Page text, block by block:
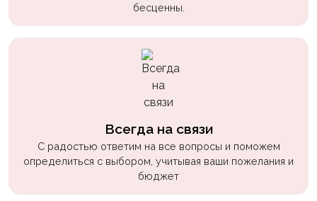
бесценны.
Всегда на связи
С радостью ответим на все вопросы и поможем
определиться с выбором, учитывая ваши пожелания и
бюджет